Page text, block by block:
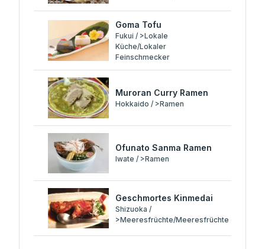
Goma Tofu
Fukui / >Lokale
Küche/Lokaler
Feinschmecker
Muroran Curry Ramen
Hokkaido / >Ramen
Ofunato Sanma Ramen
Iwate / >Ramen
Geschmortes Kinmedai
Shizuoka /
>Meeresfrüchte/Meeresfrüchte